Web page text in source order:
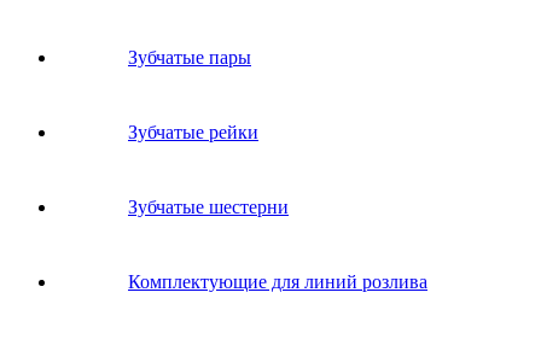
Зубчатые пары
Зубчатые рейки
Зубчатые шестерни
Комплектующие для линий розлива